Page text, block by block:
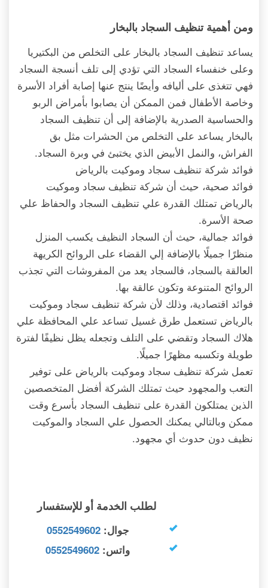
ومن أهمية تنظيف السجاد بالبخار
يساعد تنظيف السجاد بالبخار على التخلص من البكتيريا
وعلى خنفساء السجاد التي تؤدي إلى تلف أنسجة السجاد
فهي تتغذى على أليافه وأيضًا ينتج عنها إصابة أفراد الأسرة
وخاصة الأطفال فمن الممكن أن يصابوا بأمراض الربو
والحساسية الصدرية بالإضافة إلى أن تنظيف السجاد
بالبخار يساعد على التخلص من الحشرات مثل بق
الفراش، والنمل الأبيض الذي يختبئ في وبرة السجاد.
فوائد شركة تنظيف سجاد وموكيت بالرياض
فوائد صحية، حيث أن شركة تنظيف سجاد وموكيت
بالرياض تمتلك القدرة علي تنظيف السجاد والحفاظ علي
صحة الأسرة.
فوائد جمالية، حيث أن السجاد النظيف يكسب المنزل
منظرًا جميلًا بالإضافة إلي القضاء على الروائح الكريهة
العالقة بالسجاد، فالسجاد يعد من المفروشات التي تجذب
الروائح المتنوعة وتكون عالقة بها.
فوائد اقتصادية، وذلك لأن شركة تنظيف سجاد وموكيت
بالرياض تستعمل طرق غسيل تساعد علي المحافظة علي
هلاك السجاد وتقضي على التلف وتجعله يظل نظيفًا لفترة
طويلة وتكسبه مظهرًا جميلًا.
تعمل شركة تنظيف سجاد وموكيت بالرياض على توفير
التعب والمجهود حيث تمتلك الشركة أفضل المتخصصين
الذين يمتلكون القدرة على تنظيف السجاد بأسرع وقت
ممكن وبالتالي يمكنك الحصول علي السجاد والموكيت
نظيف دون حدوث أي مجهود.
لطلب الخدمة أو للإستفسار
جوال:0552549602
واتس: 0552549602